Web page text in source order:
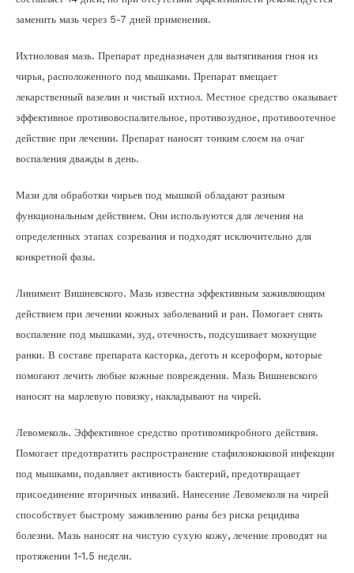
заменить мазь через 5-7 дней применения.
Ихтиоловая мазь. Препарат предназначен для вытягивания гноя из
чирья, расположенного под мышками. Препарат вмещает
лекарственный вазелин и чистый ихтиол. Местное средство оказывает
эффективное противовоспалительное, противозудное, противоотечное
действие при лечении. Препарат наносят тонким слоем на очаг
воспаления дважды в день.
Мази для обработки чирьев под мышкой обладают разным
функциональным действием. Они используются для лечения на
определенных этапах созревания и подходят исключительно для
конкретной фазы.
Линимент Вишневского. Мазь известна эффективным заживляющим
действием при лечении кожных заболеваний и ран. Помогает снять
воспаление под мышками, зуд, отечность, подсушивает мокнущие
ранки. В составе препарата касторка, деготь и ксероформ, которые
помогают лечить любые кожные повреждения. Мазь Вишневского
наносят на марлевую повязку, накладывают на чирей.
Левомеколь. Эффективное средство противомикробного действия.
Помогает предотвратить распространение стафилококковой инфекции
под мышками, подавляет активность бактерий, предотвращает
присоединение вторичных инвазий. Нанесение Левомеколя на чирей
способствует быстрому заживлению раны без риска рецидива
болезни. Мазь наносят на чистую сухую кожу, лечение проводят на
протяжении 1-1.5 недели.